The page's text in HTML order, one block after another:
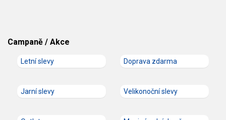
Campaně / Akce
Letní slevy Doprava zdarma
Jarní slevy Velikonoční slevy